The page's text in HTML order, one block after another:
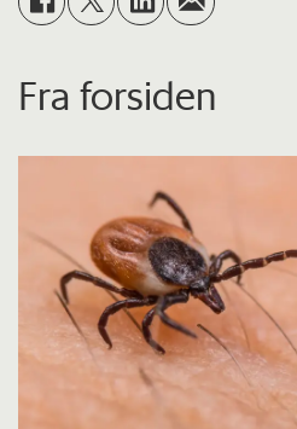
Fra forsiden